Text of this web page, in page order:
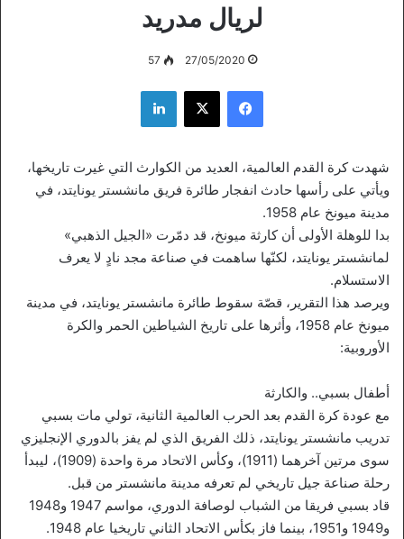
لريال مدريد
27/05/2020
57
فيسبوك ‫X لينكدإن
شهدت كرة القدم العالمية، العديد من الكوارث التي غيرت تاريخها،
ويأتي على رأسها حادث انفجار طائرة فريق مانشستر يونايتد، في
مدينة ميونخ عام 1958.
بدا للوهلة الأولى أن كارثة ميونخ، قد دمّرت «الجيل الذهبي»
لمانشستر يونايتد، لكنّها ساهمت في صناعة مجد نادٍ لا يعرف
الاستسلام.
ويرصد هذا التقرير، قصّة سقوط طائرة مانشستر يونايتد، في مدينة
ميونخ عام 1958، وأثرها على تاريخ الشياطين الحمر والكرة
الأوروبية:
أطفال بسبي.. والكارثة
مع عودة كرة القدم بعد الحرب العالمية الثانية، تولي مات بسبي
تدريب مانشستر يونايتد، ذلك الفريق الذي لم يفز بالدوري الإنجليزي
سوى مرتين آخرهما (1911)، وكأس الاتحاد مرة واحدة (1909)، ليبدأ
رحلة صناعة جيل تاريخي لم تعرفه مدينة مانشستر من قبل.
قاد بسبي فريقا من الشباب لوصافة الدوري، مواسم 1947 و1948
و1949 و1951، بينما فاز بكأس الاتحاد الثاني تاريخيا عام 1948.